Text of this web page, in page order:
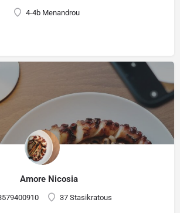
4-4b Menandrou
Amore Nicosia
37 Stasikratous